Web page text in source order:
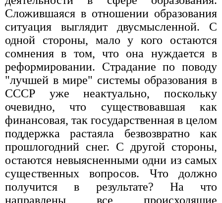
Сложившаяся в отношении образования
ситуация выглядит двусмысленной. С
одной стороны, мало у кого остаются
сомнения в том, что она нуждается в
реформировании. Страдание по поводу
"лучшей в мире" системы образования в
СССР уже неактуально, поскольку
очевидно, что существовавшая как
финансовая, так государственная в целом
поддержка растаяла безвозвратно как
прошлогодний снег. С другой стороны,
остаются невыясненными одни из самых
существенных вопросов. Что должно
получится в результате? На что
направлены все происходящие